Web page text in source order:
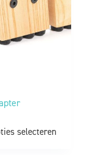
selecteren